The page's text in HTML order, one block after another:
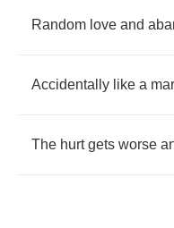
Random love and
Accidentally like a
The hurt gets worse